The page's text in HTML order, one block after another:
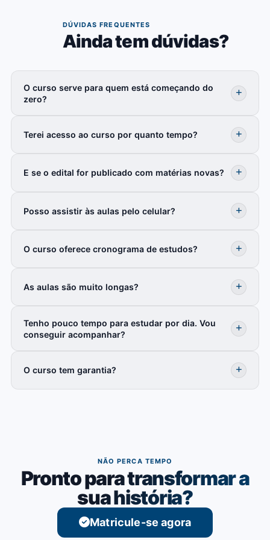
DÚVIDAS FREQUENTES
Ainda tem dúvidas?
O curso serve para quem está começando do
zero?
Terei acesso ao curso por quanto tempo?
E se o edital for publicado com matérias novas?
Posso assistir às aulas pelo celular?
O curso oferece cronograma de estudos?
As aulas são muito longas?
Tenho pouco tempo para estudar por dia. Vou
conseguir acompanhar?
O curso tem garantia?
NÃO PERCA TEMPO
Pronto para transformar a
sua história?
Matricule-se agora